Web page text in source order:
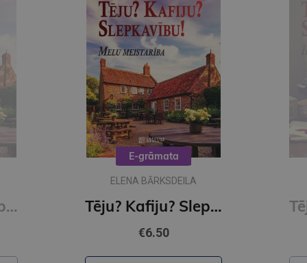
Tēju? Kafiju? Slepkavību? Vakara detektīvs
E-grāmata
ELENA BĀRKSDEILA
Tēju? Kafiju? Slepkavību! Melu meistarība (e-grāmata)
€6.50